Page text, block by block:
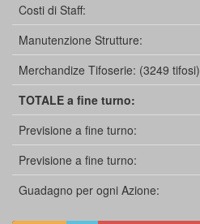
Costi di Staff:
Manutenzione Strutture:
Merchandize Tifoserie: (3249 tifosi)
TOTALE a fine turno:
Previsione a fine turno:
Previsione a fine turno:
Guadagno per ogni Azione: